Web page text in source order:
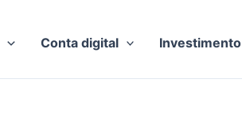
Conta digital Investimento